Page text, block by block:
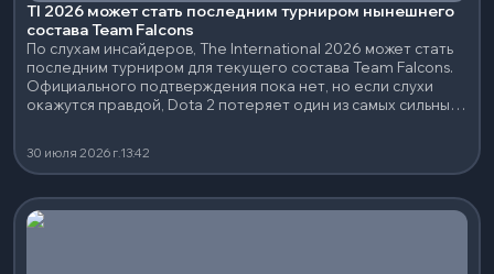
TI 2026 может стать последним турниром нынешнего
состава Team Falcons
По слухам инсайдеров, The International 2026 может стать
последним турниром для текущего состава Team Falcons.
Официального подтверждения пока нет, но если слухи
окажутся правдой, Dota 2 потеряет один из самых сильных
30 июля 2026 г.13:42